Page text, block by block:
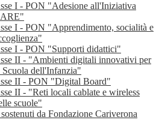
I - PON "Adesione all'Iniziativa
I - PON "Apprendimento, socialità e
I - PON "Supporti didattici"
II - "Ambienti digitali innovativi per
Scuola dell'Infanzia"
II - PON "Digital Board"
II - "Reti locali cablate e wireless
scuole"
da Fondazione Cariverona